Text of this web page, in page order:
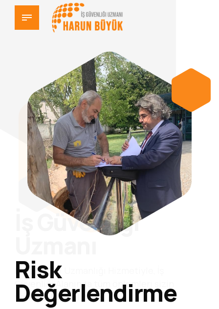
İş Güvenliği
İş Güvenliği Uzmanlığı Hizmetiyle, İş
Güvenliği Alanında tüm önlemleri sizin
yerinize biz alalım.
Risk
Değerlendirme